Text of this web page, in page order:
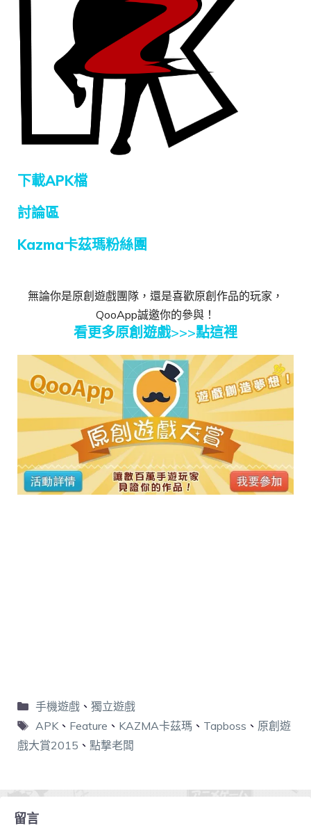
下載APK檔
討論區
Kazma卡茲瑪粉絲團
無論你是原創遊戲團隊，還是喜歡原創作品的玩家，
QooApp誠邀你的參與！
看更多原創遊戲>>>點這裡
手機遊戲、 獨立遊戲
APK、 Feature 、 KAZMA卡茲瑪、 Tapboss 、 原創遊
戲大賞2015 、 點撃老闆
留言